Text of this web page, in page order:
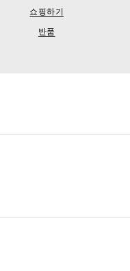
쇼핑하기
반품